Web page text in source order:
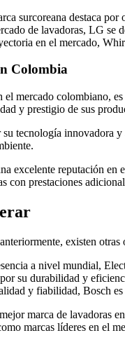
surcoreana destaca
de lavadoras, LG se
en el mercado,
Colombia
el mercado colombiano,
y prestigio de sus
su tecnología innovadora
excelente reputación en
con prestaciones
existen
a nivel mundial,
su durabilidad y
y fiabilidad, Bosch
marca de lavadoras
marcas líderes en el